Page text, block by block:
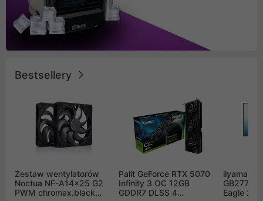
Bestsellery
Zestaw wentylatorów
Noctua NF-A14x25 G2
PWM chromax.black
Palit GeForce RTX 5070
Infinity 3 OC 12GB
GDDR7 DLSS 4
iiyama G-
Eagle 27"